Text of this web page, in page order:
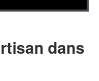
dans